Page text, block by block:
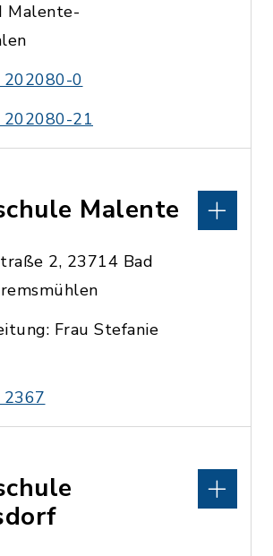
Malente-
0
21
Malente
2, 23714 Bad
Frau Stefanie